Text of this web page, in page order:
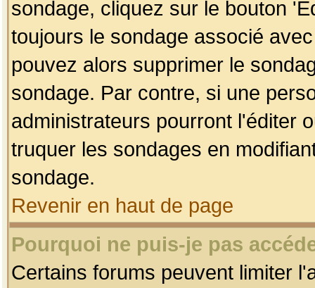
sondage, cliquez sur le bouton
toujours le sondage associé
pouvez alors supprimer le
sondage. Par contre, si une
administrateurs pourront l'éditer
truquer les sondages en
sondage.
Revenir en haut de page
Pourquoi ne puis-je pas
Certains forums peuvent limiter